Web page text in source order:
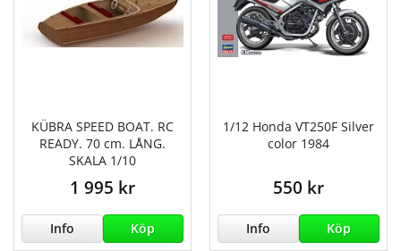
KÜBRA SPEED BOAT. RC
READY. 70 cm. LÅNG.
SKALA 1/10
1 995 kr
Info Köp
1/12 Honda VT250F Silver
color 1984
550 kr
Info Köp